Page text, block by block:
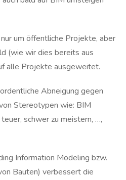
um öffentliche Projekte, aber
(wie wir dies bereits aus
alle Projekte ausgeweitet.
Abneigung gegen
Stereotypen wie: BIM
schwer zu meistern, …,
Information Modeling bzw.
Bauten) verbessert die